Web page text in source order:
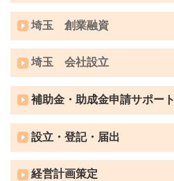
埼玉 創業融資
埼玉 会社設立
補助金・助成金申請サポート
設立・登記・届出
経営計画策定